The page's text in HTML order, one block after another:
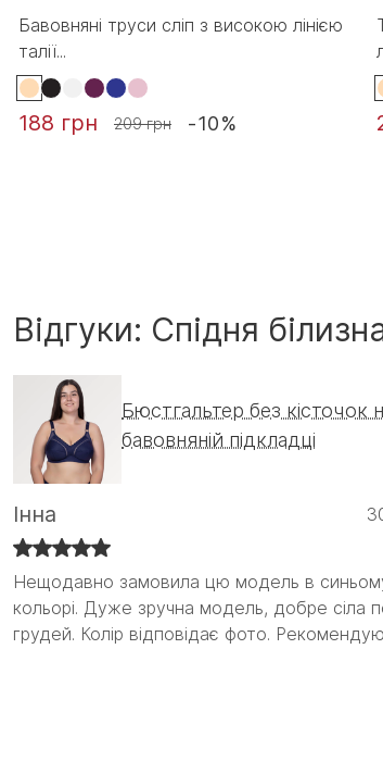
Бавовняні труси сліп з високою лінією
талії...
188 грн 209 грн -10%
Відгуки: Спідня
Бюстгальтер без кісточок
бавовняній підкладці
Інна
Нещодавно замовила цю модель в
кольорі. Дуже зручна модель, добре сіла
грудей. Колір відповідає фото.
Нещодавно замовила цю модель в
кольорі. Дуже зручна модель, добре сіла
грудей. Колір відповідає фото. Рекомендую!